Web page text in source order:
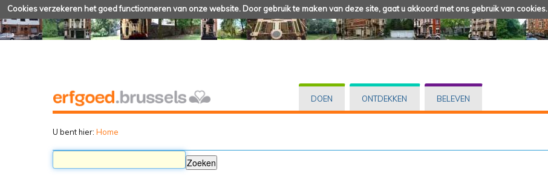
Cookies verzekeren het goed functionneren van onze website. Door gebruik te maken van deze site, gaat u akkoord met ons gebruik van cookies.
DOEN ONTDEKKEN BELEVEN
U bent hier: Home